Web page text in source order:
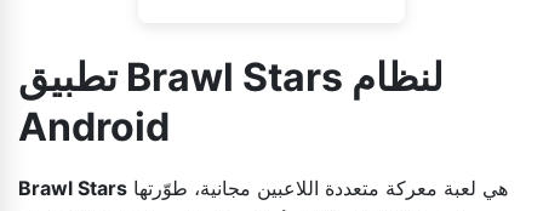
تطبيق Brawl Stars لنظام
Android
Brawl Stars